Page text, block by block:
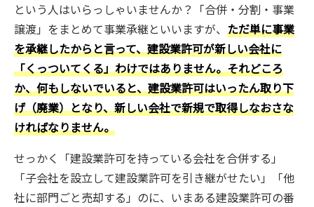
という人はいらっしゃいませんか？「合併・分割・事業
譲渡」をまとめて事業承継といいますが、 ただ単に事業
を承継したからと言って、建設業許可が新しい会社に
「くっついてくる」わけではありません。それどころ
か、何もしないでいると、建設業許可はいったん取り下
げ（廃業）となり、新しい会社で新規で取得しなおさな
ければなりません。
せっかく「建設業許可を持っている会社を合併する」
「子会社を設立して建設業許可を引き継がせたい」「他
社に部門ごと売却する」のに、いまある建設業許可の番